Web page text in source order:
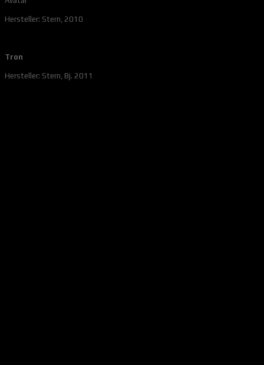
Hersteller: Stern, 2010
Tron
Hersteller: Stern, Bj. 2011